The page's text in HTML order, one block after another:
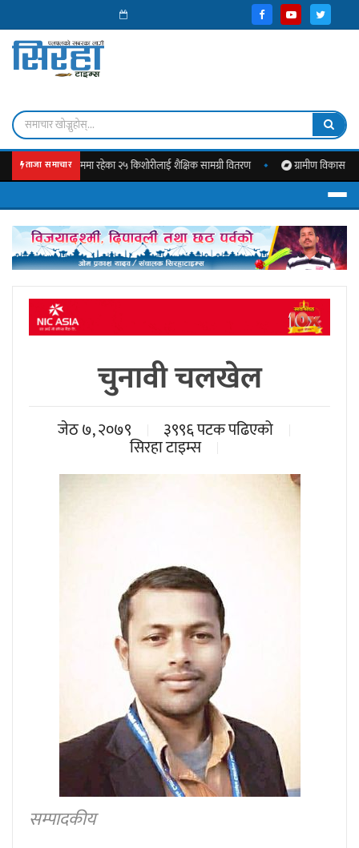
ताजा समाचार
जोखिममा रहेका २५ किशोरीलाई शैक्षिक सामग्री वितरण ग्रामीण विकास केन्द्र
चुनावी चलखेल
जेठ ७, २०७९ ३९९६ पटक पढिएको
सिरहा टाइम्स
सम्पादकीय